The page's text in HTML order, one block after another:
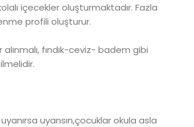
içecekler oluşturmaktadır. Fazla
profili oluşturur.
fındık-ceviz- badem gibi
uyansın,çocuklar okula asla